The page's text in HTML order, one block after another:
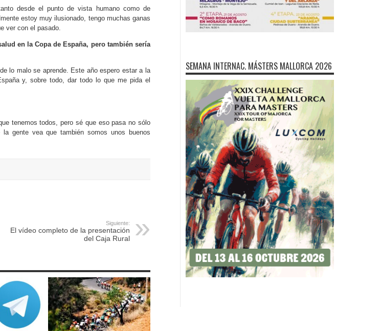
desde el punto de vista humano como de
estoy muy ilusionado, tengo muchas ganas
ver con el pasado.
en la Copa de España, pero también sería
lo malo se aprende. Este año espero estar a la
y, sobre todo, dar todo lo que me pida el
tenemos todos, pero sé que eso pasa no sólo
gente vea que también somos unos buenos
Siguiente:
El vídeo completo de la presentación
del Caja Rural
SEMANA INTERNAC. MÁSTERS MALLORCA 2026